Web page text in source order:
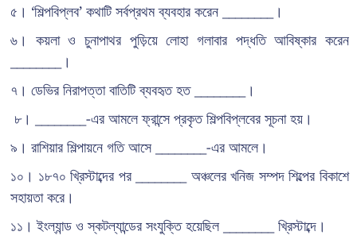
৫। ‘শিল্পবিপ্লব’ কথাটি সর্বপ্রথম ব্যবহার করেন ________।
৬। কয়লা ও চুনাপাথর পুড়িয়ে লোহা গলাবার পদ্ধতি আবিষ্কার করেন
________।
৭। ডেভির নিরাপত্তা বাতিটি ব্যবহৃত হত ________।
৮। ________-এর আমলে ফ্রান্সে প্রকৃত শিল্পবিপ্লবের সূচনা হয়।
৯। রাশিয়ার শিল্পায়নে গতি আসে ________-এর আমলে।
১০। ১৮৭০ খ্রিস্টাব্দের পর ________ অঞ্চলের খনিজ সম্পদ শিল্পের বিকাশে
সহায়তা করে।
১১। ইংল্যান্ড ও স্কটল্যান্ডের সংযুক্তি হয়েছিল ________ খ্রিস্টাব্দে।